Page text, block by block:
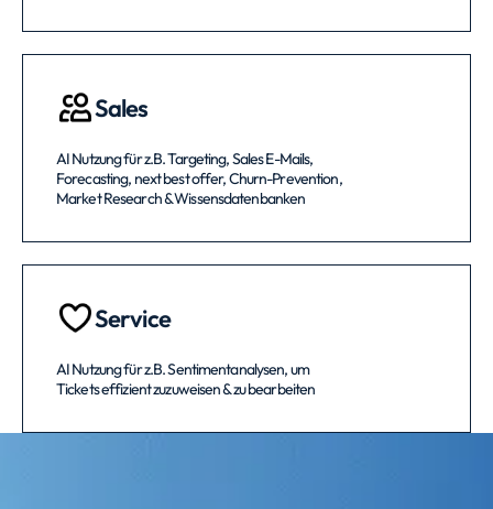
Sales
AI Nutzung für z.B. Targeting, Sales E-Mails,
Forecasting, next best offer, Churn-Prevention,
Market Research & Wissensdatenbanken
Service
AI Nutzung für z.B. Sentimentanalysen, um
Tickets effizient zuzuweisen & zu bearbeiten